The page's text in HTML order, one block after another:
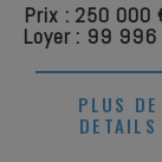
Prix : 250 000
Loyer : 99
PLUS DE
DETAILS